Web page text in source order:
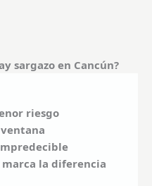
sargazo en Cancún?
riesgo
la diferencia